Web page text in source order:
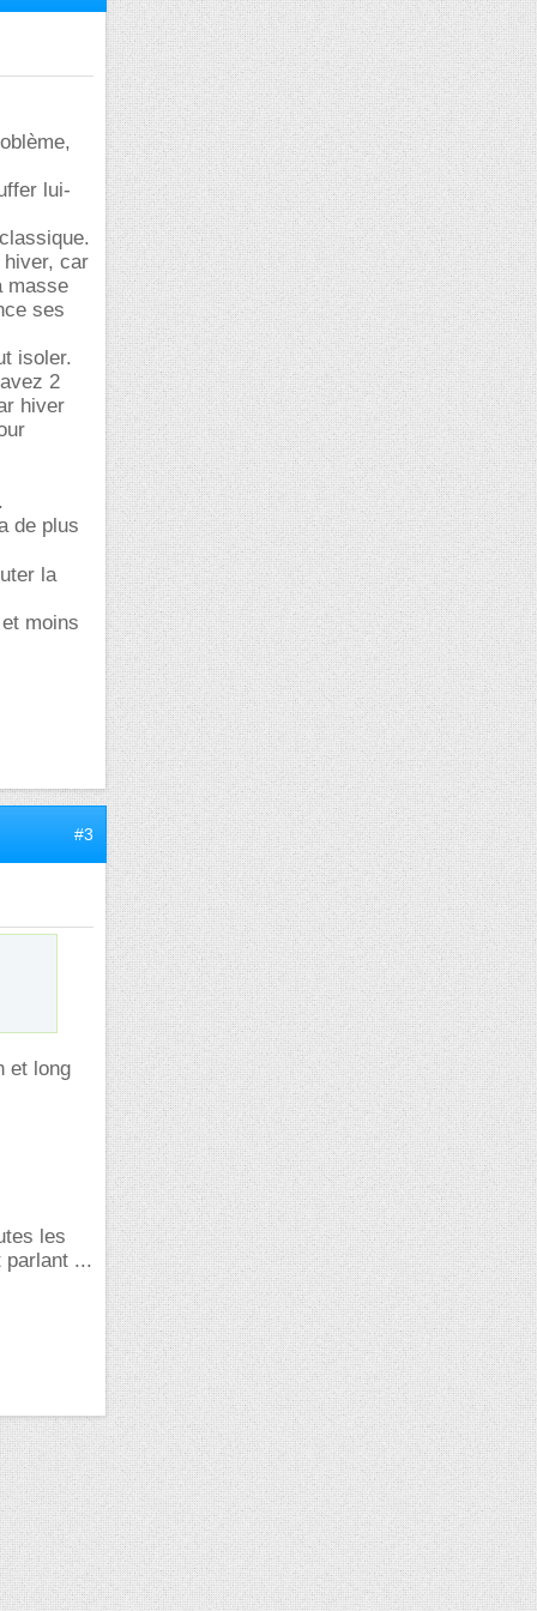
lui-
car
masse
ses
isoler.
2
hiver
de plus
la
moins
#3
et long
les
parlant ...